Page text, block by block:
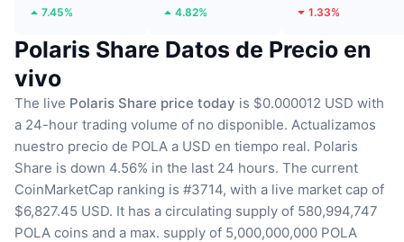
7.45% 4.82% 1.33%
Polaris Share Datos de Precio en
vivo
The live Polaris Share price today is $0.000012 USD with
a 24-hour trading volume of no disponible. Actualizamos
nuestro precio de POLA a USD en tiempo real. Polaris
Share is down 4.56% in the last 24 hours. The current
CoinMarketCap ranking is #3714, with a live market cap of
$6,827.45 USD. It has a circulating supply of 580,994,747
POLA coins and a max. supply of 5,000,000,000 POLA